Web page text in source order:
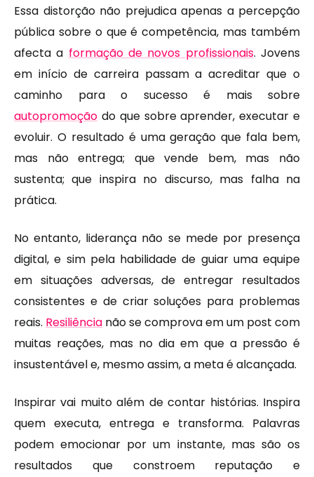
Essa distorção não prejudica apenas a percepção
pública sobre o que é competência, mas também
afecta a formação de novos profissionais. Jovens
em início de carreira passam a acreditar que o
caminho para o sucesso é mais sobre
autopromoção do que sobre aprender, executar e
evoluir. O resultado é uma geração que fala bem,
mas não entrega; que vende bem, mas não
sustenta; que inspira no discurso, mas falha na
prática.
No entanto, liderança não se mede por presença
digital, e sim pela habilidade de guiar uma equipe
em situações adversas, de entregar resultados
consistentes e de criar soluções para problemas
reais. Resiliência não se comprova em um post com
muitas reações, mas no dia em que a pressão é
insustentável e, mesmo assim, a meta é alcançada.
Inspirar vai muito além de contar histórias. Inspira
quem executa, entrega e transforma. Palavras
podem emocionar por um instante, mas são os
resultados que constroem reputação e